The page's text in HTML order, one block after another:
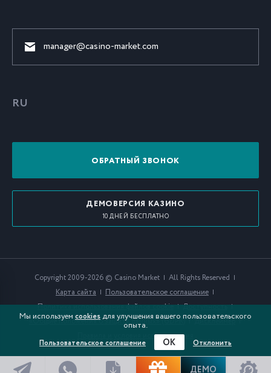
manager@casino-market.com
RU
ОБРАТНЫЙ ЗВОНОК
ДЕМОВЕРСИЯ КАЗИНО
10 ДНЕЙ БЕСПЛАТНО
Copyright 2009-2026 © Casino Market
All Rights Reserved
Карта сайта
Пользовательское соглашение
Политика использования файлов cookie
Доступность
«Общие положения о защите данных» (GDPR)
Дисклеймер
Правила и условия использования
Мы используем cookiesдля улучшения вашего пользовательского
опыта.
Пользовательское соглашение OK Отклонить
ДЕМО